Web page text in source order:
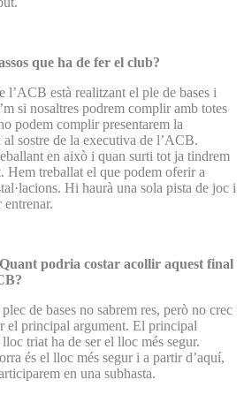
que ha de fer el club?
l’ACB està realitzant el ple de bases i
si nosaltres podrem complir amb totes
podem complir presentarem la
sostre de la executiva de l’ACB.
en això i quan surti tot ja tindrem
Hem treballat el que podem oferir a
Hi haurà una sola pista de joc i
entrenar.
podria costar acollir aquest final
de bases no sabrem res, però no crec
el principal argument. El principal
triat ha de ser el lloc més segur.
és el lloc més segur i a partir d’aquí,
en una subhasta.